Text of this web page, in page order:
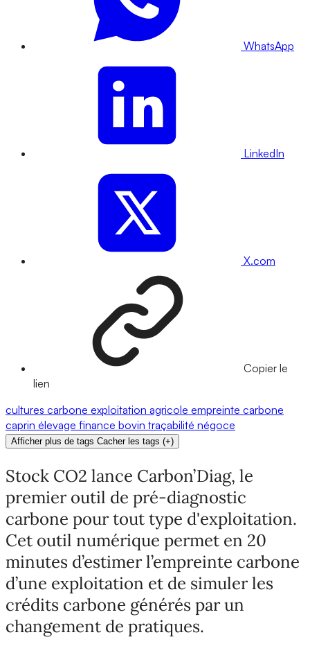
WhatsApp
LinkedIn
X.com
Copier le
lien
cultures carbone exploitation agricole empreinte carbone
caprin élevage finance bovin traçabilité négoce
Afficher plus de tags Cacher les tags (+)
Stock CO2 lance Carbon’Diag, le
premier outil de pré-diagnostic
carbone pour tout type d'exploitation.
Cet outil numérique permet en 20
minutes d’estimer l’empreinte carbone
d’une exploitation et de simuler les
crédits carbone générés par un
changement de pratiques.